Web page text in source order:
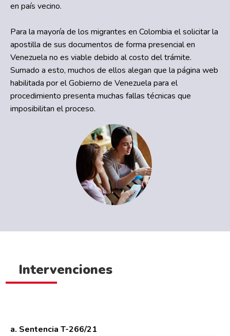
en país vecino.
Para la mayoría de los migrantes en Colombia el solicitar la
apostilla de sus documentos de forma presencial en
Venezuela no es viable debido al costo del trámite.
Sumado a esto, muchos de ellos alegan que la página web
habilitada por el Gobierno de Venezuela para el
procedimiento presenta muchas fallas técnicas que
imposibilitan el proceso.
Intervenciones
a. Sentencia T-266/21